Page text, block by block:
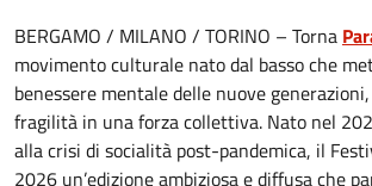
BERGAMO / MILANO / TORINO – Torna
movimento culturale nato dal basso che
benessere mentale delle nuove
fragilità in una forza collettiva. Nato nel
alla crisi di socialità post-pandemica, il
2026 un’edizione ambiziosa e diffusa che